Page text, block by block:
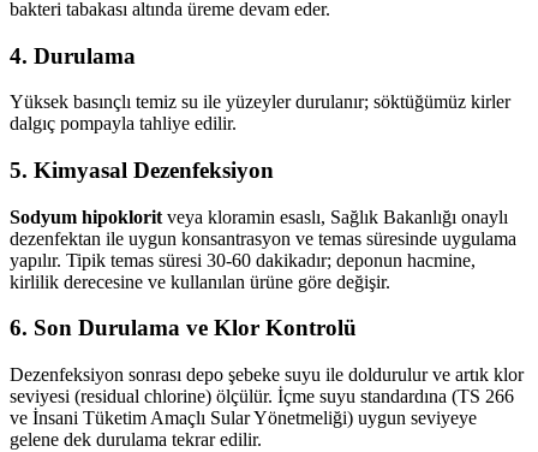
bakteri tabakası altında üreme devam eder.
4. Durulama
Yüksek basınçlı temiz su ile yüzeyler durulanır; söktüğümüz kirler
dalgıç pompayla tahliye edilir.
5. Kimyasal Dezenfeksiyon
Sodyum hipoklorit veya kloramin esaslı, Sağlık Bakanlığı onaylı
dezenfektan ile uygun konsantrasyon ve temas süresinde uygulama
yapılır. Tipik temas süresi 30-60 dakikadır; deponun hacmine,
kirlilik derecesine ve kullanılan ürüne göre değişir.
6. Son Durulama ve Klor Kontrolü
Dezenfeksiyon sonrası depo şebeke suyu ile doldurulur ve artık klor
seviyesi (residual chlorine) ölçülür. İçme suyu standardına (TS 266
ve İnsani Tüketim Amaçlı Sular Yönetmeliği) uygun seviyeye
gelene dek durulama tekrar edilir.